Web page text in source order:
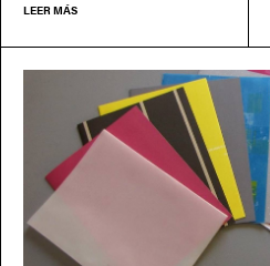
LEER MÁS